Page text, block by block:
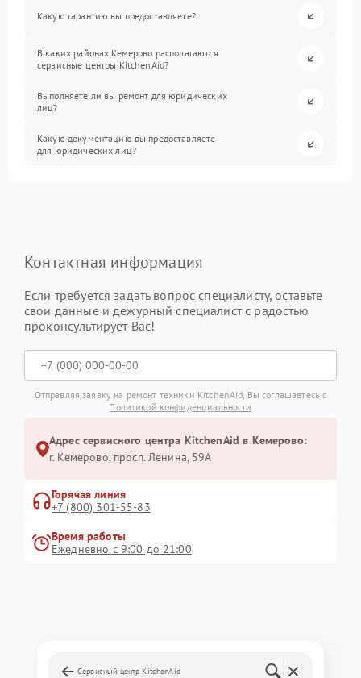
Какую гарантию вы предоставляете?
В каких районах Кемерово располагаются
сервисные центры KitchenAid?
Выполняете ли вы ремонт для юридических
лиц?
Какую документацию вы предоставляете
для юридических лиц?
Контактная информация
Если требуется задать вопрос специалисту, оставьте
свои данные и дежурный специалист с радостью
проконсультирует Вас!
Отправляя заявку на ремонт техники KitchenAid, Вы соглашаетесь с
Политикой конфиденциальности
Адрес сервисного центра KitchenAid в Кемерово:
г. Кемерово, просп. Ленина, 59А
Горячая линия
+7 (800) 301-55-83
Время работы
Ежедневно с 9:00 до 21:00
Сервисный центр KitchenAid